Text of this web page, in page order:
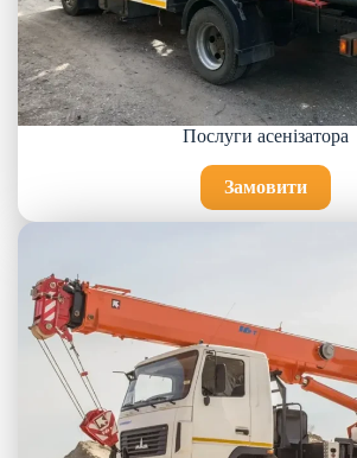
Послуги асенізатора
Замовити